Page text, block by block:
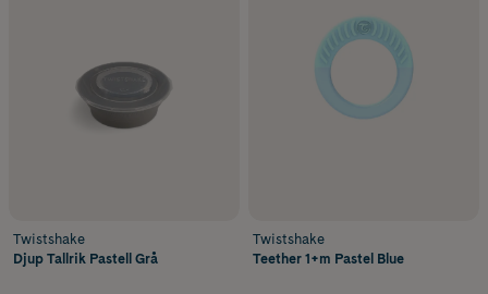
Twistshake
Djup Tallrik Pastell Grå
Twistshake
Teether 1+m Pastel Blue